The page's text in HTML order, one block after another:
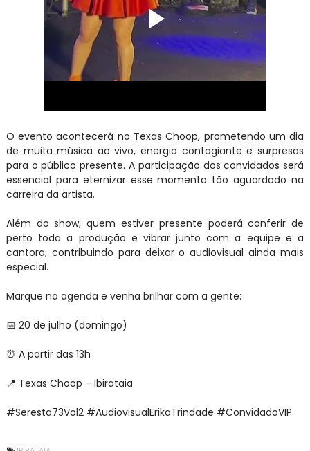
O evento acontecerá no Texas Choop, prometendo um dia
de muita música ao vivo, energia contagiante e surpresas
para o público presente. A participação dos convidados será
essencial para eternizar esse momento tão aguardado na
carreira da artista.
Além do show, quem estiver presente poderá conferir de
perto toda a produção e vibrar junto com a equipe e a
cantora, contribuindo para deixar o audiovisual ainda mais
especial.
Marque na agenda e venha brilhar com a gente:
📅 20 de julho (domingo)
⏰ A partir das 13h
📍 Texas Choop – Ibirataia
#Seresta73Vol2 #AudiovisualErikaTrindade #ConvidadoVIP